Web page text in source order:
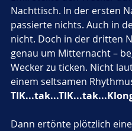
Nachttisch. In der ersten
passierte nichts. Auch in
nicht. Doch in der dritten
genau um Mitternacht –
Wecker zu ticken. Nicht
einem seltsamen
Dann ertönte plötzlich